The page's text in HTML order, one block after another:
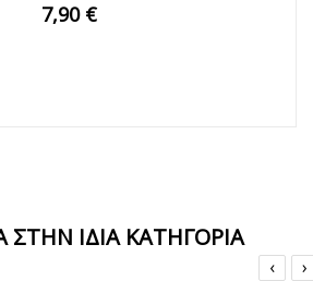
7,90 €
ΣΤΗΝ ΙΔΙΑ ΚΑΤΗΓΟΡΙΑ
‹ ›